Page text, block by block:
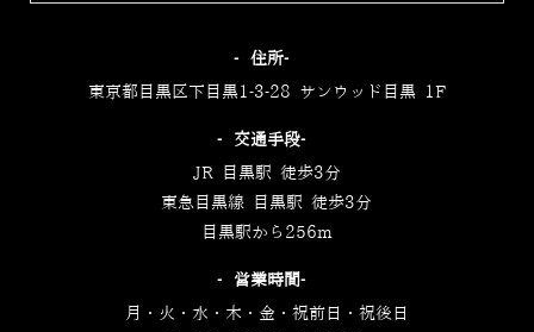
‐住所‐
東京都目黒区下目黒1-3-28 サンウッド目黒 1F
‐交通手段‐
JR 目黒駅 徒歩3分
東急目黒線 目黒駅 徒歩3分
目黒駅から256m
‐営業時間‐
月・火・水・木・金・祝前日・祝後日